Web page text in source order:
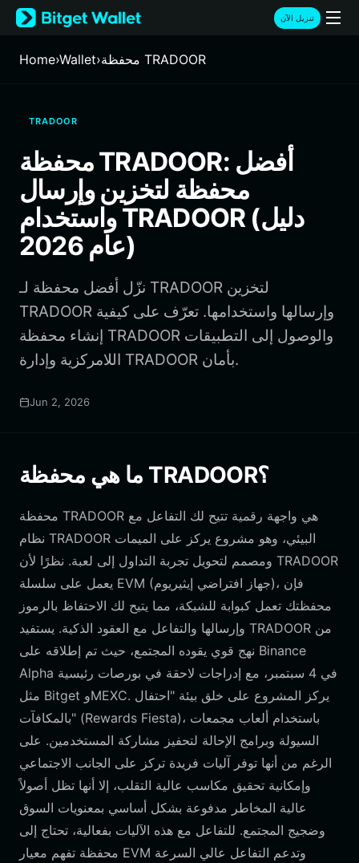
English
日本語
Русский
Italiano
Deutsch
简体中文
繁體中文
Português (Portugal)
Bahasa Indonesia
ภาษาไทย
বাংলা
Español
Português (Brasil)
Español (Argentina)
تنزيل الآن
Home›Wallet› محفظة TRADOOR
TRADOOR
محفظة TRADOOR: أفضل
محفظة لتخزين وإرسال
واستخدام TRADOOR (دليل
عام 2026)
نزّل أفضل محفظة لـ TRADOOR لتخزين
TRADOOR وإرسالها واستخدامها. تعرّف على كيفية
إنشاء محفظة TRADOOR والوصول إلى التطبيقات
اللامركزية وإدارة TRADOOR بأمان.
Jun 2, 2026
ما هي محفظة TRADOOR؟
محفظة TRADOOR هي واجهة رقمية تتيح لك التفاعل مع
نظام TRADOOR البيئي، وهو مشروع يركز على الميمات
ومصمم لتحويل تجربة التداول إلى لعبة. نظرًا لأن TRADOOR
يعمل على سلسلة EVM (جهاز افتراضي إيثيريوم)، فإن
محفظتك تعمل كبوابة للشبكة، مما يتيح لك الاحتفاظ بالرموز
وإرسالها والتفاعل مع العقود الذكية. يستفيد TRADOOR من
نهج قوي يقوده المجتمع، حيث تم إطلاقه على Binance
Alpha في 4 سبتمبر، مع إدراجات لاحقة في بورصات رئيسية
مثل Bitget وMEXC. يركز المشروع على خلق بيئة "احتفال
بالمكافآت" (Rewards Fiesta)، باستخدام ألعاب مجمعات
السيولة وبرامج الإحالة لتحفيز مشاركة المستخدمين. على
الرغم من أنها توفر آليات فريدة تركز على الجانب الاجتماعي
وإمكانية تحقيق مكاسب عالية التقلب، إلا أنها تظل أصولاً
عالية المخاطر مدفوعة بشكل أساسي بمعنويات السوق
وضجيج المجتمع. للتفاعل مع هذه الآليات بفعالية، تحتاج إلى
محفظة تفهم معيار EVM وتدعم التفاعل عالي السرعة